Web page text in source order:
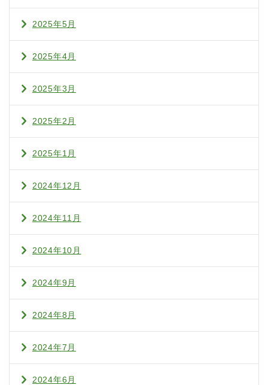
2025年5月
2025年4月
2025年3月
2025年2月
2025年1月
2024年12月
2024年11月
2024年10月
2024年9月
2024年8月
2024年7月
2024年6月